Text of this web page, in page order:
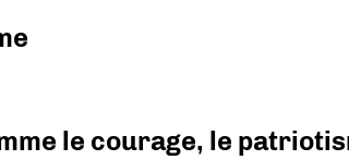
le courage, le